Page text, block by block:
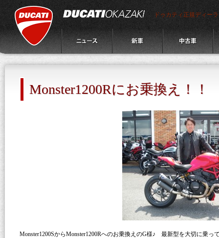
ドゥカティ正規ディー
Monster1200Rにお乗換え！！
Monster1200SからMonster1200Rへのお乗換えのG様♪ 最新型を大切に乗っ